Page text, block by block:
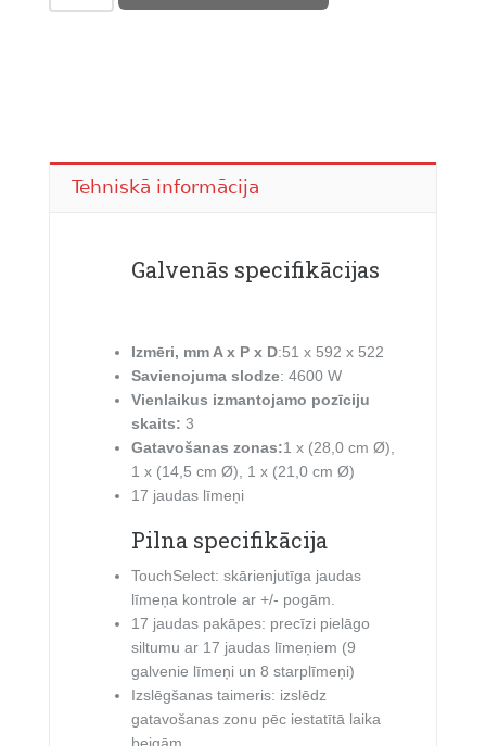
Tehniskā informācija
Galvenās specifikācijas
Izmēri, mm A x P x D:51 x 592 x 522
Savienojuma slodze: 4600 W
Vienlaikus izmantojamo pozīciju
skaits: 3
Gatavošanas zonas:1 x (28,0 cm Ø),
1 x (14,5 cm Ø), 1 x (21,0 cm Ø)
17 jaudas līmeņi
Pilna specifikācija
TouchSelect: skārienjutīga jaudas
līmeņa kontrole ar +/- pogām.
17 jaudas pakāpes: precīzi pielāgo
siltumu ar 17 jaudas līmeņiem (9
galvenie līmeņi un 8 starplīmeņi)
Izslēgšanas taimeris: izslēdz
gatavošanas zonu pēc iestatītā laika